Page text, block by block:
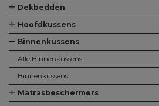
Dekbedden
Alle Dekbedden
Dekbedden
Kinderdekbedjes
Hoofdkussens
Alle Hoofdkussens
Hoofdkussens
Kinderkussens
Gilder ZEN-pillows
Gilder ZEN support-pillows
QUITO memory foam-pillows
Binnenkussens
Alle Binnenkussens
Binnenkussens
Matrasbeschermers
Alle Matrasbeschermers
Matrasbeschermers
Matrasbeschermers - speciaal voor split
Matrasbeschermers - speciaal voor topper